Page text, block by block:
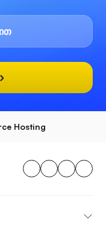
Hosting